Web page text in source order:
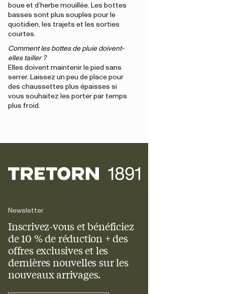
boue et d’herbe mouillée. Les bottes
basses sont plus souples pour le
quotidien, les trajets et les sorties
courtes.
Comment les bottes de pluie doivent-
elles tailler ?
Elles doivent maintenir le pied sans
serrer. Laissez un peu de place pour
des chaussettes plus épaisses si
vous souhaitez les porter par temps
plus froid.
Newsletter
Inscrivez-vous et bénéficiez
de 10 % de réduction + des
offres exclusives et les
dernières nouvelles sur les
nouveaux arrivages.